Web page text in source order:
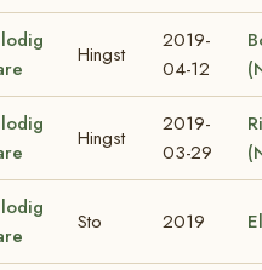
Hingst
2019-
04-12
Hingst
2019-
03-29
Sto 2019